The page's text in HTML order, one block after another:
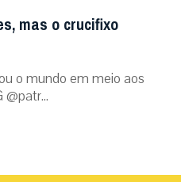
mas o crucifixo
o mundo em meio aos